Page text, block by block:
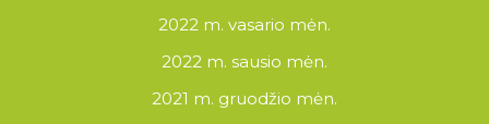
2022 m. vasario mėn.
2022 m. sausio mėn.
2021 m. gruodžio mėn.